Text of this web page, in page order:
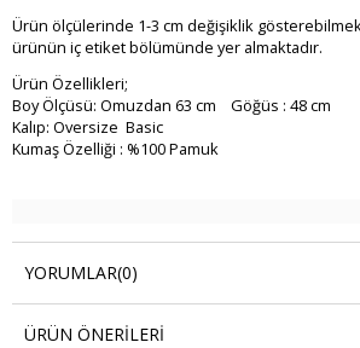
Ürün ölçülerinde 1-3 cm değişiklik
ürünün iç etiket bölümünde yer almaktadır.
Ürün Özellikleri;
Boy Ölçüsü: Omuzdan 63 cm Göğüs : 48 cm
Kalıp: Oversize Basic
Kumaş Özelliği : %100 Pamuk
YORUMLAR(0)
ÜRÜN ÖNERILERI